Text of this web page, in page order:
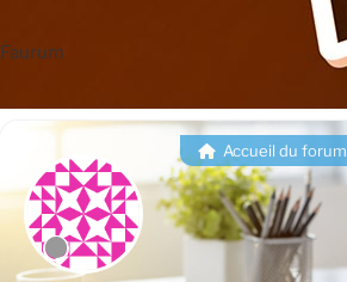
Faurum
Accueil du forum